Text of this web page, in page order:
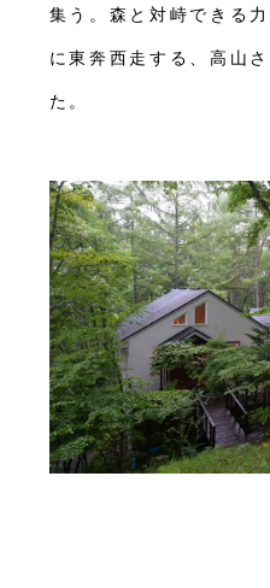
集う。森と対峙できる
に東奔西走する、高山
た。